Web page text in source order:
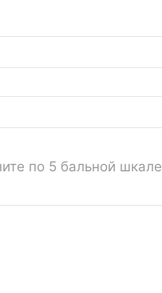
по 5 бальной шкале